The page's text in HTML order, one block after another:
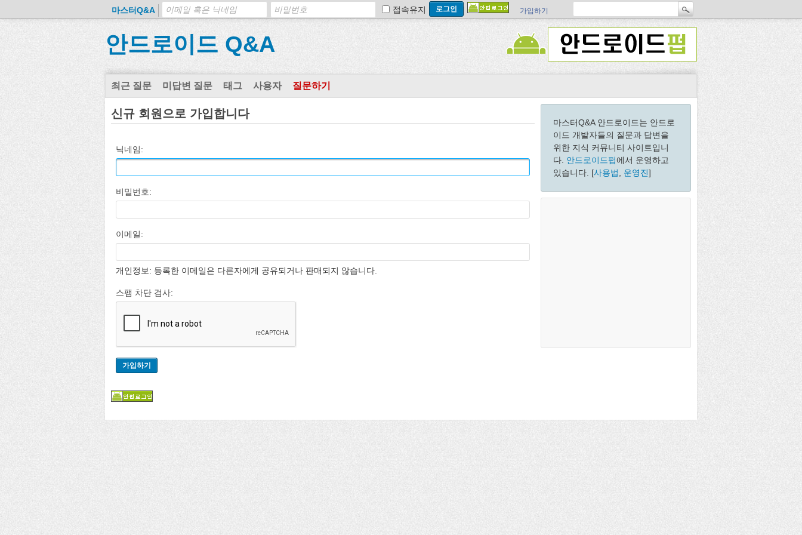
마스터Q&A 접속유지 가입하기
안드로이드 Q&A
최근 질문 미답변 질문 태그 사용자 질문하기
마스터Q&A 안드로이드는 안드로
이드 개발자들의 질문과 답변을
위한 지식 커뮤니티 사이트입니
다. 안드로이드펍에서 운영하고
있습니다. [사용법 운영진]
신규 회원으로 가입합니다
닉네임:
비밀번호:
이메일:
개인정보: 등록한 이메일은 다른자에게 공유되거나 판매되지 않습니다.
스팸 차단 검사: